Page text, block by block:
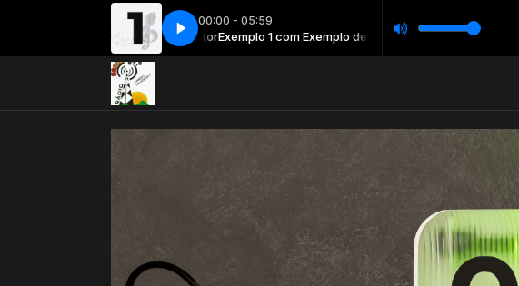
00:00 - 05:59
Exemplo 1 com Exemplo de locutorExemplo 1 com Exemplo de locutor